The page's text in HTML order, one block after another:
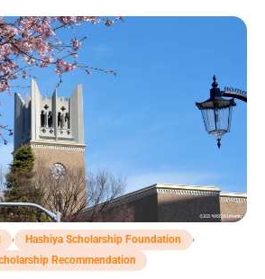
, Hashiya Scholarship Foundation
,
Recommendation